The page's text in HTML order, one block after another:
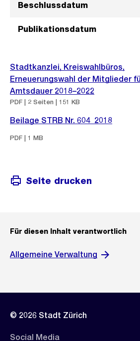
Beschlussdatum
Publikationsdatum
Stadtkanzlei, Kreiswahlbüros,
Erneuerungswahl der Mitglieder
Amtsdauer 2018–2022
PDF | 2 Seiten | 151 KB
Beilage STRB Nr. 604_2018
PDF | 1 MB
Seite drucken
Für diesen Inhalt verantwortlich
Allgemeine Verwaltung
© 2026 Stadt Zürich
Social Media